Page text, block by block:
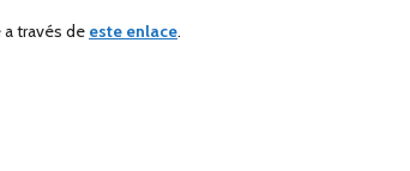
a través de este enlace.